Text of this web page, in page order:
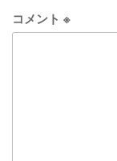
コメント ※